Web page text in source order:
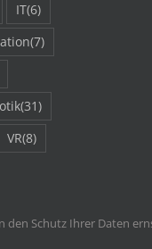
IT(6)
(7)
(31)
VR(8)
den Schutz Ihrer Daten